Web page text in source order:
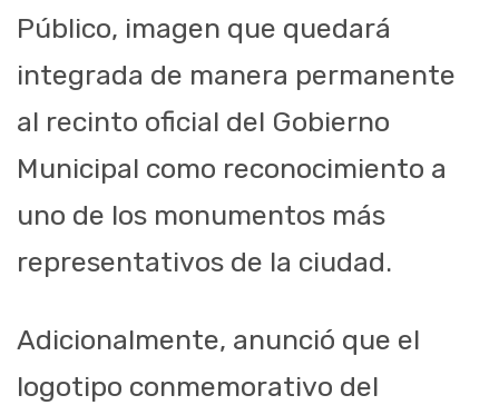
Público, imagen que quedará
integrada de manera permanente
al recinto oficial del Gobierno
Municipal como reconocimiento a
uno de los monumentos más
representativos de la ciudad.
Adicionalmente, anunció que el
logotipo conmemorativo del